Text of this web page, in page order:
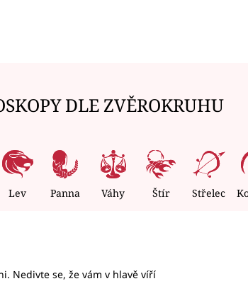
DLE ZVĚROKRUHU
Lev Panna Váhy Štír Střelec
Nedivte se, že vám v hlavě víří